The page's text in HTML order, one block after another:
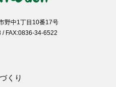
中1丁目10番17号
FAX:0836-34-6522
くり